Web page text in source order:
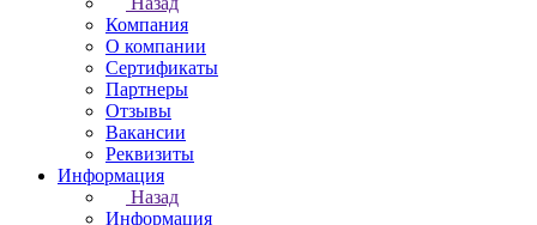
Компания
О компании
Сертификаты
Партнеры
Отзывы
Вакансии
Реквизиты
Информация
Назад
Информация